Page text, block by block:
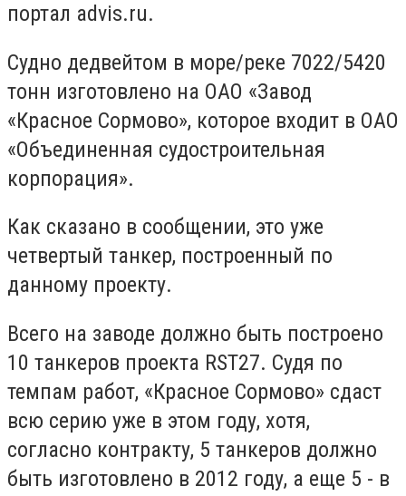
портал advis.ru.
Судно дедвейтом в море/реке 7022/5420
тонн изготовлено на ОАО «Завод
«Красное Сормово», которое входит в ОАО
«Объединенная судостроительная
корпорация».
Как сказано в сообщении, это уже
четвертый танкер, построенный по
данному проекту.
Всего на заводе должно быть построено
10 танкеров проекта RST27. Судя по
темпам работ, «Красное Сормово» сдаст
всю серию уже в этом году, хотя,
согласно контракту, 5 танкеров должно
быть изготовлено в 2012 году, а еще 5 - в